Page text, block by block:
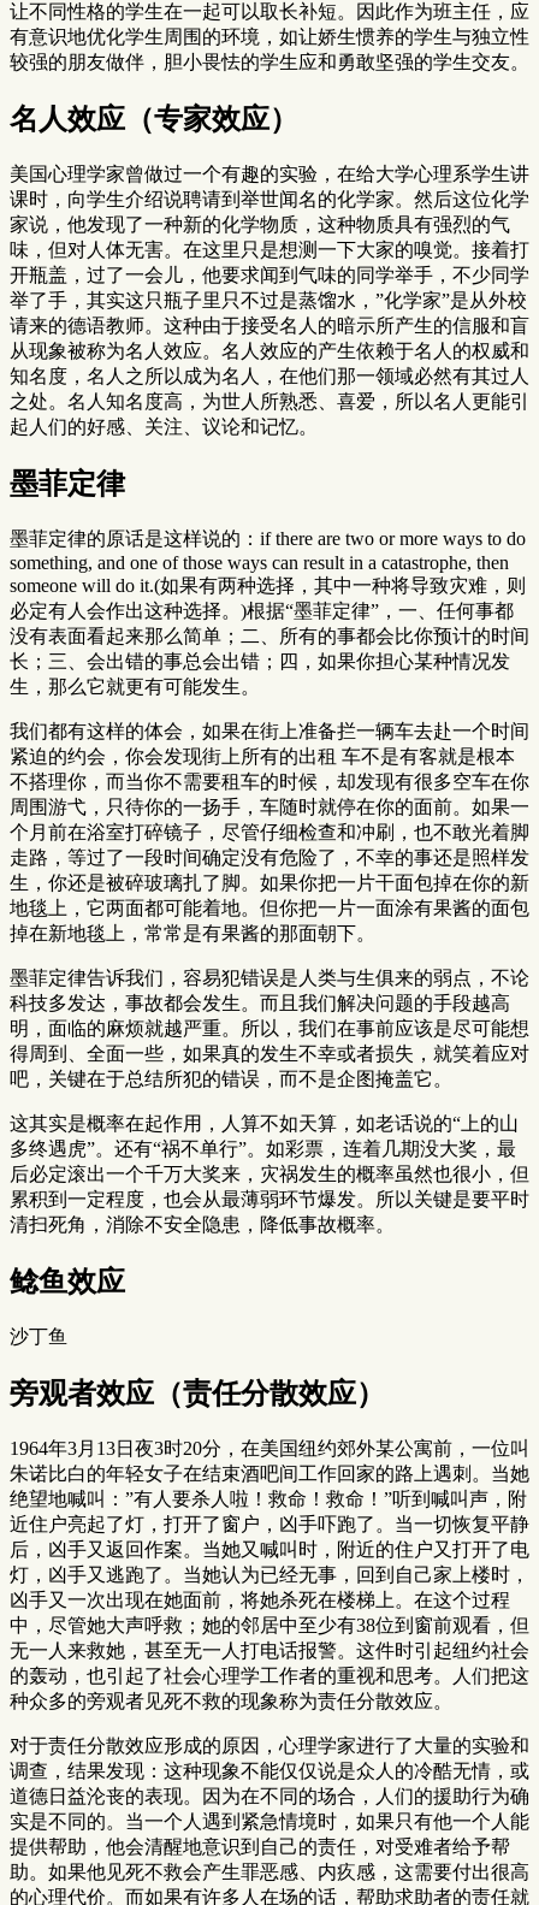
让不同性格的学生在一起可以取长补短。因此作为班主任，应
有意识地优化学生周围的环境，如让娇生惯养的学生与独立性
较强的朋友做伴，胆小畏怯的学生应和勇敢坚强的学生交友。
名人效应（专家效应）
美国心理学家曾做过一个有趣的实验，在给大学心理系学生讲
课时，向学生介绍说聘请到举世闻名的化学家。然后这位化学
家说，他发现了一种新的化学物质，这种物质具有强烈的气
味，但对人体无害。在这里只是想测一下大家的嗅觉。接着打
开瓶盖，过了一会儿，他要求闻到气味的同学举手，不少同学
举了手，其实这只瓶子里只不过是蒸馏水，”化学家”是从外校
请来的德语教师。这种由于接受名人的暗示所产生的信服和盲
从现象被称为名人效应。名人效应的产生依赖于名人的权威和
知名度，名人之所以成为名人，在他们那一领域必然有其过人
之处。名人知名度高，为世人所熟悉、喜爱，所以名人更能引
起人们的好感、关注、议论和记忆。
墨菲定律
墨菲定律的原话是这样说的：if there are two or more ways to do
something, and one of those ways can result in a catastrophe, then
someone will do it.(如果有两种选择，其中一种将导致灾难，则
必定有人会作出这种选择。)根据“墨菲定律”，一、任何事都
没有表面看起来那么简单；二、所有的事都会比你预计的时间
长；三、会出错的事总会出错；四，如果你担心某种情况发
生，那么它就更有可能发生。
我们都有这样的体会，如果在街上准备拦一辆车去赴一个时间
紧迫的约会，你会发现街上所有的出租 车不是有客就是根本
不搭理你，而当你不需要租车的时候，却发现有很多空车在你
周围游弋，只待你的一扬手，车随时就停在你的面前。如果一
个月前在浴室打碎镜子，尽管仔细检查和冲刷，也不敢光着脚
走路，等过了一段时间确定没有危险了，不幸的事还是照样发
生，你还是被碎玻璃扎了脚。如果你把一片干面包掉在你的新
地毯上，它两面都可能着地。但你把一片一面涂有果酱的面包
掉在新地毯上，常常是有果酱的那面朝下。
墨菲定律告诉我们，容易犯错误是人类与生俱来的弱点，不论
科技多发达，事故都会发生。而且我们解决问题的手段越高
明，面临的麻烦就越严重。所以，我们在事前应该是尽可能想
得周到、全面一些，如果真的发生不幸或者损失，就笑着应对
吧，关键在于总结所犯的错误，而不是企图掩盖它。
这其实是概率在起作用，人算不如天算，如老话说的“上的山
多终遇虎”。还有“祸不单行”。如彩票，连着几期没大奖，最
后必定滚出一个千万大奖来，灾祸发生的概率虽然也很小，但
累积到一定程度，也会从最薄弱环节爆发。所以关键是要平时
清扫死角，消除不安全隐患，降低事故概率。
鲶鱼效应
沙丁鱼
旁观者效应（责任分散效应）
1964年3月13日夜3时20分，在美国纽约郊外某公寓前，一位叫
朱诺比白的年轻女子在结束酒吧间工作回家的路上遇刺。当她
绝望地喊叫：”有人要杀人啦！救命！救命！”听到喊叫声，附
近住户亮起了灯，打开了窗户，凶手吓跑了。当一切恢复平静
后，凶手又返回作案。当她又喊叫时，附近的住户又打开了电
灯，凶手又逃跑了。当她认为已经无事，回到自己家上楼时，
凶手又一次出现在她面前，将她杀死在楼梯上。在这个过程
中，尽管她大声呼救；她的邻居中至少有38位到窗前观看，但
无一人来救她，甚至无一人打电话报警。这件时引起纽约社会
的轰动，也引起了社会心理学工作者的重视和思考。人们把这
种众多的旁观者见死不救的现象称为责任分散效应。
对于责任分散效应形成的原因，心理学家进行了大量的实验和
调查，结果发现：这种现象不能仅仅说是众人的冷酷无情，或
道德日益沦丧的表现。因为在不同的场合，人们的援助行为确
实是不同的。当一个人遇到紧急情境时，如果只有他一个人能
提供帮助，他会清醒地意识到自己的责任，对受难者给予帮
助。如果他见死不救会产生罪恶感、内疚感，这需要付出很高
的心理代价。而如果有许多人在场的话，帮助求助者的责任就